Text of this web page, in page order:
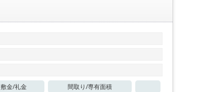
敷金/礼金 間取り/専有面積